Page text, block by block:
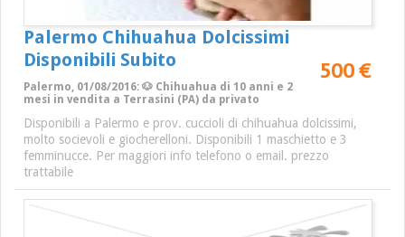
Palermo Chihuahua Dolcissimi
Disponibili Subito
500 €
Palermo, 01/08/2016: 🐶 Chihuahua di 10 anni e 2
mesi in vendita a Terrasini (PA) da privato
Disponibili a Palermo e prov. cuccioli di chihuahua dolcissimi,
molto socievoli e giocherelloni. Disponibili 1 maschietto e 3
femminucce. Per maggiori info telefono o email. prezzo
trattabile